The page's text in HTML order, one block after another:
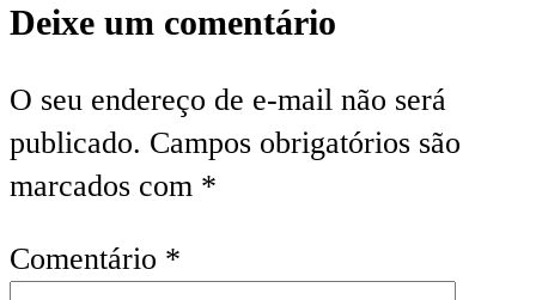
Deixe um comentário
O seu endereço de e-mail não será
publicado. Campos obrigatórios são
marcados com *
Comentário *